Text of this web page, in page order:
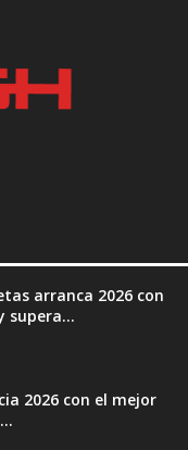
arranca 2026 con
supera...
2026 con el mejor